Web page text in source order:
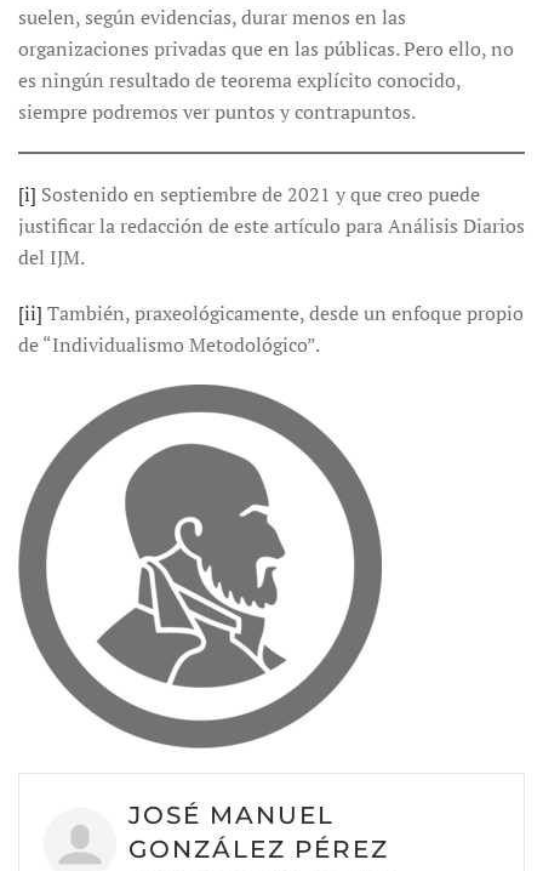
suelen, según evidencias, durar menos en las
organizaciones privadas que en las públicas. Pero ello, no
es ningún resultado de teorema explícito conocido,
siempre podremos ver puntos y contrapuntos.
[i] Sostenido en septiembre de 2021 y que creo puede
justificar la redacción de este artículo para Análisis Diarios
del IJM.
[ii] También, praxeológicamente, desde un enfoque propio
de “Individualismo Metodológico”.
JOSÉ MANUEL
GONZÁLEZ PÉREZ